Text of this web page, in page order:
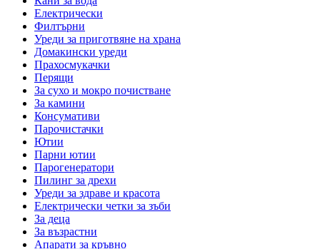
Електрически
Филтърни
Уреди за приготвяне на храна
Домакински уреди
Прахосмукачки
Перящи
За сухо и мокро почистване
За камини
Консумативи
Парочистачки
Ютии
Парни ютии
Парогенератори
Пилинг за дрехи
Уреди за здраве и красота
Електрически четки за зъби
За деца
За възрастни
Апарати за кръвно